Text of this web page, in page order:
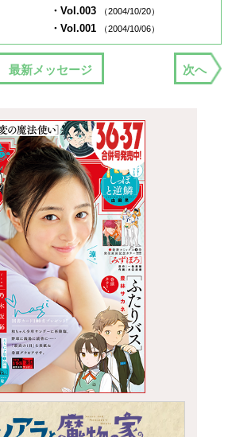
・Vol.003 （2004/10/20）
・Vol.001 （2004/10/06）
最新メッセージ 次へ